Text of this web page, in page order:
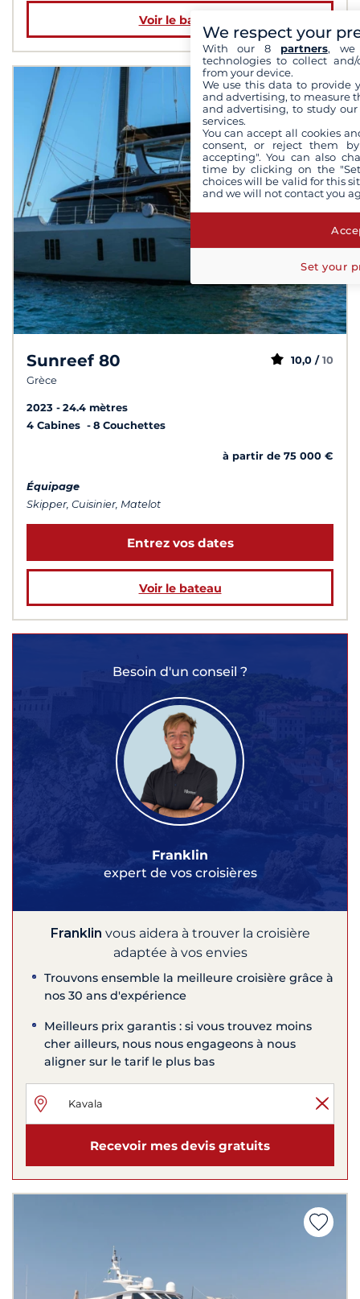
Voir le bateau
Sunreef 80
Grèce
10,0 / 10
2023
24.4 mètres
4 Cabines
8 Couchettes
à partir de 75 000 €
Équipage
Skipper, Cuisinier, Matelot
Entrez vos dates
Voir le bateau
Besoin d'un conseil ?
Franklin
expert de vos croisières
Franklin vous aidera à trouver la croisière
adaptée à vos envies
Trouvons ensemble la meilleure croisière grâce à
nos 30 ans d'expérience
Meilleurs prix garantis : si vous trouvez moins
cher ailleurs, nous nous engageons à nous
aligner sur le tarif le plus bas
Recevoir mes devis gratuits
We respect your
With our 8 partners, we
technologies to collect
from your device.
We use this data to provide
and advertising, to measure
and advertising, to study
services.
You can accept all cookies
consent, or reject them
accepting". You can also
time by clicking on the
choices will be valid for this
and we will not contact you
Set your